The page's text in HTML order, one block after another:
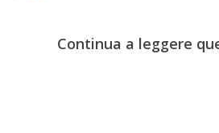
Continua a leggere